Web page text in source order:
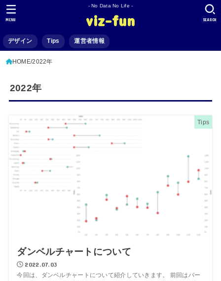
- No Data No Life -
viz-fun
デザイン Tips 運営者情報
SEARCH
MENU
HOME 2022年
2022年
Tips
ダンベルチャートについて
2022.07.03
今回は、ダンベルチャートについて紹介していきます。 前回はバー